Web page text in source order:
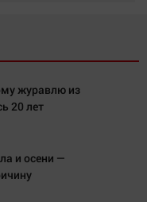
журавлю из
20 лет
и осени —